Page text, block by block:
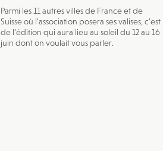
Parmi les 11 autres villes de France et de
Suisse où l’association posera ses valises, c’est
de l’édition qui aura lieu au soleil du 12 au 16
juin dont on voulait vous parler.